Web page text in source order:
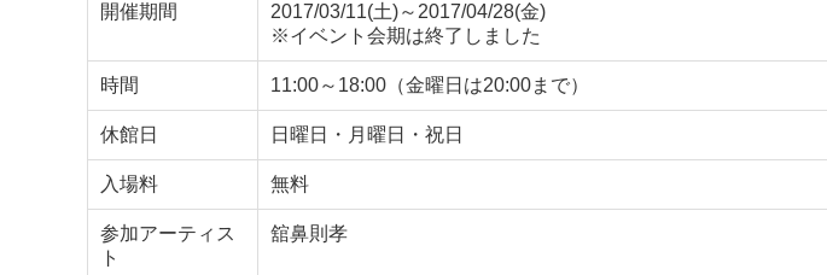
開催期間
2017/03/11(土)～2017/04/28(金)
※イベント会期は終了しました
時間 11:00～18:00（金曜日は20:00まで）
休館日 日曜日・月曜日・祝日
入場料 無料
参加アーティス
ト
舘鼻則孝